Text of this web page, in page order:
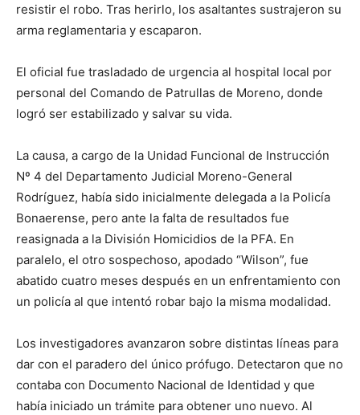
resistir el robo. Tras herirlo, los asaltantes sustrajeron su
arma reglamentaria y escaparon.
El oficial fue trasladado de urgencia al hospital local por
personal del Comando de Patrullas de Moreno, donde
logró ser estabilizado y salvar su vida.
La causa, a cargo de la Unidad Funcional de Instrucción
Nº 4 del Departamento Judicial Moreno-General
Rodríguez, había sido inicialmente delegada a la Policía
Bonaerense, pero ante la falta de resultados fue
reasignada a la División Homicidios de la PFA. En
paralelo, el otro sospechoso, apodado “Wilson”, fue
abatido cuatro meses después en un enfrentamiento con
un policía al que intentó robar bajo la misma modalidad.
Los investigadores avanzaron sobre distintas líneas para
dar con el paradero del único prófugo. Detectaron que no
contaba con Documento Nacional de Identidad y que
había iniciado un trámite para obtener uno nuevo. Al